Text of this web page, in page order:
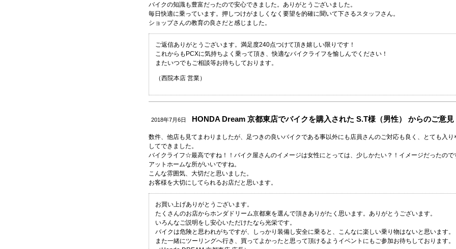
バイクの知識も豊富だったので安心できました。ありがとうございました。
毎日快適に乗っています。押しつけがましくなく要望を的確に聞いて下さるスタッフさん。
ショップさんの教育の良さだと感じました。
ご返信ありがとうございます。満足度240点つけて頂き嬉しい限りです！
これからもPCXに気持ちよく乗って頂き、快適なバイクライフを愉しんでください！
またいつでもご相談等お待ちしております。
（西院本店 営業）
2018年7月6日 HONDA Dream 京都東店でバイクを購入された S.T様（男性） からのご意見
数件、他店も見てまわりましたが、足つきの良いバイクである事以外にも店員さんのご対応も良く、とても入
してできました。
バイクライフ☆最高ですね！！バイク屋さんのイメージは女性にとっては、少しかたい？！イメージだったので
アットホームな所がいいですね。
こんな雰囲気、大切だと思いました。
お客様を大切にしてられるお店だと思います。
お買い上げありがとうございます。
たくさんのお店からホンダドリーム京都東を選んで頂きありがたく思います。ありがとうございます。
いろんなご説明をし安心いただけたなら光栄です。
バイクは危険と思われがちですが、しっかり装備し安全に乗ると、こんなに楽しい乗り物はないと思います。
また一緒にツーリングへ行き、買ってよかったと思って頂けるようイベントにもご参加お待ちしております。